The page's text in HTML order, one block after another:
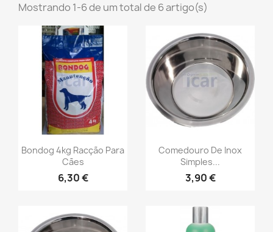
Mostrando 1-6 de um total de 6 artigo(s)
Bondog 4kg Racção Para
Cães
6,30 €
Comedouro De Inox
Simples...
3,90 €